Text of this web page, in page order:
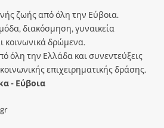
ζωής από όλη την Εύβοια.
διακόσμηση, γυναικεία
κοινωνικά δρώμενα.
όλη την Ελλάδα και συνεντεύξεις
επιχειρηματικής δράσης.
- Εύβοια